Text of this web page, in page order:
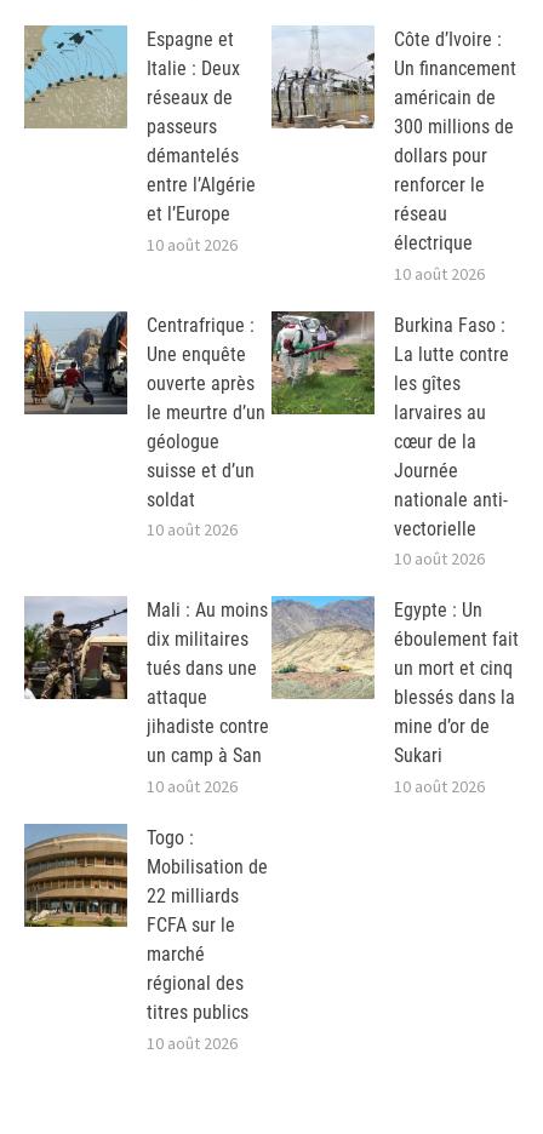
Espagne et
Italie : Deux
réseaux de
passeurs
démantelés
entre l’Algérie
et l’Europe
10 août 2026
Côte d’Ivoire :
Un financement
américain de
300 millions de
dollars pour
renforcer le
réseau
électrique
10 août 2026
Centrafrique :
Une enquête
ouverte après
le meurtre d’un
géologue
suisse et d’un
soldat
10 août 2026
Burkina Faso :
La lutte contre
les gîtes
larvaires au
cœur de la
Journée
nationale anti-
vectorielle
10 août 2026
Mali : Au moins
dix militaires
tués dans une
attaque
jihadiste contre
un camp à San
10 août 2026
Egypte : Un
éboulement fait
un mort et cinq
blessés dans la
mine d’or de
Sukari
10 août 2026
Togo :
Mobilisation de
22 milliards
FCFA sur le
marché
régional des
titres publics
10 août 2026